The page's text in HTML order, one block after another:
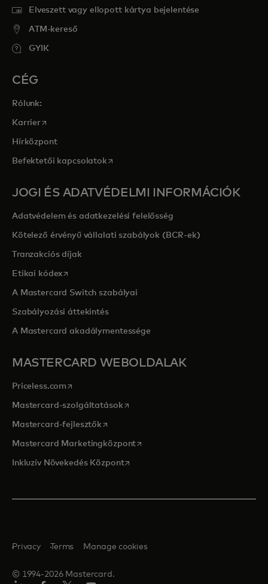
Elveszett vagy ellopott kártya bejelentése
ATM-kereső
GYIK
CÉG
Rólunk:
Karrieropens in a new tab
Hírközpont
Befektetői kapcsolatokopens in a new tab
JOGI ÉS ADATVÉDELMI INFORMÁCIÓK
Adatvédelem és adatkezelési felelősség
Kötelező érvényű vállalati szabályok (BCR-ek)
Tranzakciós díjak
Etikai kódexopens in a new tab
A Mastercard Switch szabályai
Szabályozási áttekintés
A Mastercard akadálymentessége
MASTERCARD WEBOLDALAK
Priceless.com opens in a new tab
Mastercard-szolgáltatásokopens in a new tab
Mastercard-fejlesztők opens in a new tab
Mastercard Marketingközpontopens in a new tab
Inkluzív Növekedés Központopens in a new tab
© 1994-2026 Mastercard.
Privacy Terms Manage cookies